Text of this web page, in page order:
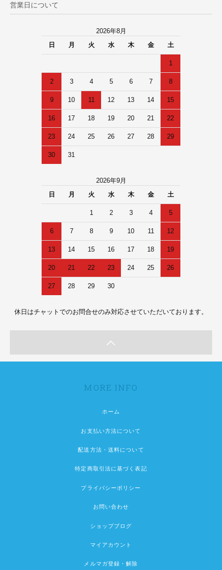
営業日について
2026年8月
日
月 火 水 木 金 土
1
2 3 4 5 6 7 8
9 10 11 12 13 14 15
16 17 18 19 20 21 22
23 24 25 26 27 28 29
30 31
2026年9月
日
月 火 水 木 金 土
1 2 3 4 5
6 7 8 9 10 11 12
13 14 15 16 17 18 19
20 21 22 23 24 25 26
27 28 29 30
休日はチャットでのお問合せのみ対応させていただいております。
MORE INFO
ホーム
お支払い方法について
配送方法・送料について
特定商取引法に基づく表記
プライバシーポリシー
お問い合わせ
ショップブログ
マイアカウント
メルマガ登録・解除